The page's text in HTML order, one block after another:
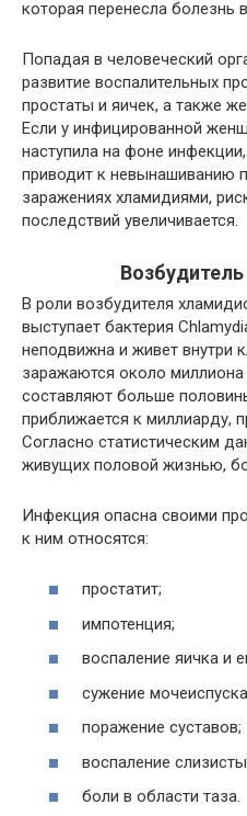
которая перенесла болезнь
Попадая в человеческий
развитие воспалительных
простаты и яичек, а также
Если у инфицированной
наступила на фоне
приводит к невынашиванию
заражениях хламидиями,
последствий увеличивается.
В роли возбудителя
выступает бактерия
неподвижна и живет внутри
заражаются около
составляют больше
приближается к миллиарду,
Согласно статистическим
живущих половой жизнью,
Инфекция опасна своими
к ним относятся:
простатит;
импотенция;
воспаление яичка и
сужение
поражение суставов;
воспаление
боли в области таза.